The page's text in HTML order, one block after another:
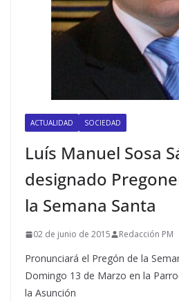
ACTUALIDAD SOCIEDAD
Luís Manuel Sosa
designado
la Semana Santa
02 de junio de 2015 Redacción PM
Pronunciará el Pregón de la
Domingo 13 de Marzo en la
la Asunción